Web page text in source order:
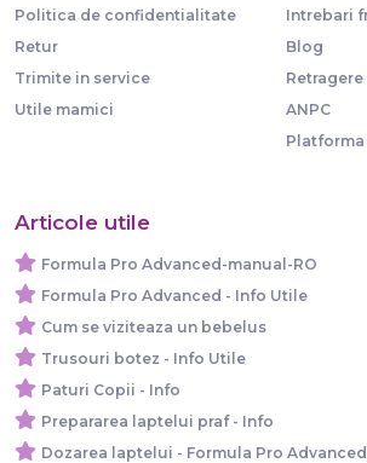
Politica de confidentialitate
Retur
Trimite in service
Utile mamici
Intrebari
Blog
ANPC
Platforma
Articole utile
Formula Pro Advanced-manual-RO
Formula Pro Advanced - Info Utile
Cum se viziteaza un bebelus
Trusouri botez - Info Utile
Paturi Copii - Info
Prepararea laptelui praf - Info
Dozarea laptelui - Formula Pro Advanced